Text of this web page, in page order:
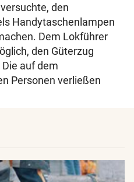
den
Handytaschenlampen
Dem Lokführer
den Güterzug
auf dem
Personen verließen